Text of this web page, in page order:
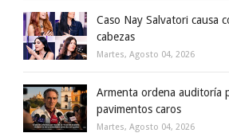
Caso Nay Salvatori causa
cabezas
Martes, Agosto 04, 2026
Armenta ordena auditoría
pavimentos caros
Martes, Agosto 04, 2026